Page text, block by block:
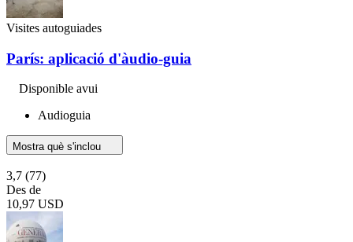
Visites autoguiades
París: aplicació d'àudio-guia
Disponible avui
Audioguia
Mostra què s'inclou
3,7 (77)
Des de
10,97 USD